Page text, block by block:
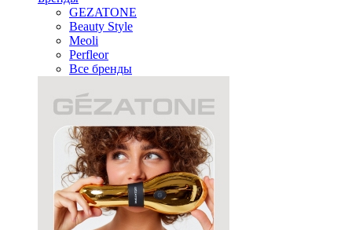
GEZATONE
Beauty Style
Meoli
Perfleor
Все бренды